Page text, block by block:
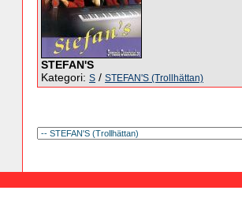
STEFAN'S
Kategori: S / STEFAN'S (Trollhättan)